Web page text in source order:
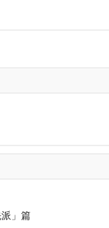
」篇